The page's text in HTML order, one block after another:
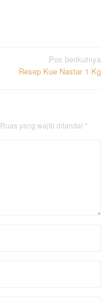
Pos berikutnya
Resep Kue Nastar 1 Kg
Ruas yang wajib ditandai *